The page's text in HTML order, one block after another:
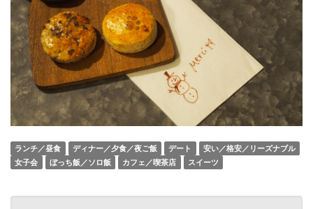
ランチ／昼食 ディナー／夕食／夜ご飯 デート
安い／格安／リーズナブル
女子会
ぼっち飯／ソロ飯 カフェ／喫茶店 スイーツ